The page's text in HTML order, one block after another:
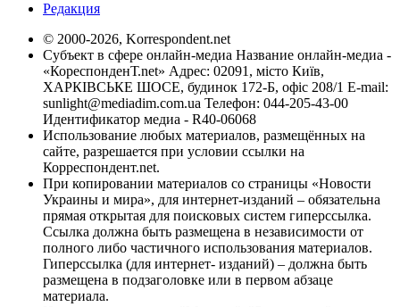
Редакция
© 2000-2026, Korrespondent.net
Субъект в сфере онлайн-медиа Название онлайн-медиа -
«КореспонденТ.net» Адрес: 02091, місто Київ,
ХАРКІВСЬКЕ ШОСЕ, будинок 172-Б, офіс 208/1 E-mail:
sunlight@mediadim.com.ua Телефон: 044-205-43-00
Идентификатор медиа - R40-06068
Использование любых материалов, размещённых на
сайте, разрешается при условии ссылки на
Корреспондент.net.
При копировании материалов со страницы «Новости
Украины и мира», для интернет-изданий – обязательна
прямая открытая для поисковых систем гиперссылка.
Ссылка должна быть размещена в независимости от
полного либо частичного использования материалов.
Гиперссылка (для интернет- изданий) – должна быть
размещена в подзаголовке или в первом абзаце
материала.